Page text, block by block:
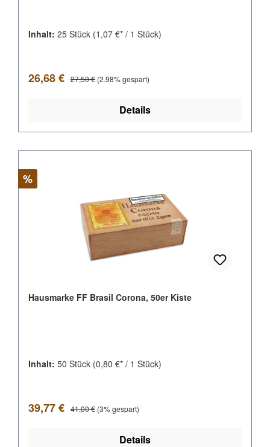
Inhalt: 25 Stück (1,07 €* / 1 Stück)
Verkaufspreis:
26,68 € Regulärer Preis:
27,50 € (2.98% gespart)
Details
Rabatt
%
Hausmarke FF Brasil Corona, 50er Kiste
Inhalt: 50 Stück (0,80 €* / 1 Stück)
Verkaufspreis:
39,77 € Regulärer Preis:
41,00 € (3% gespart)
Details